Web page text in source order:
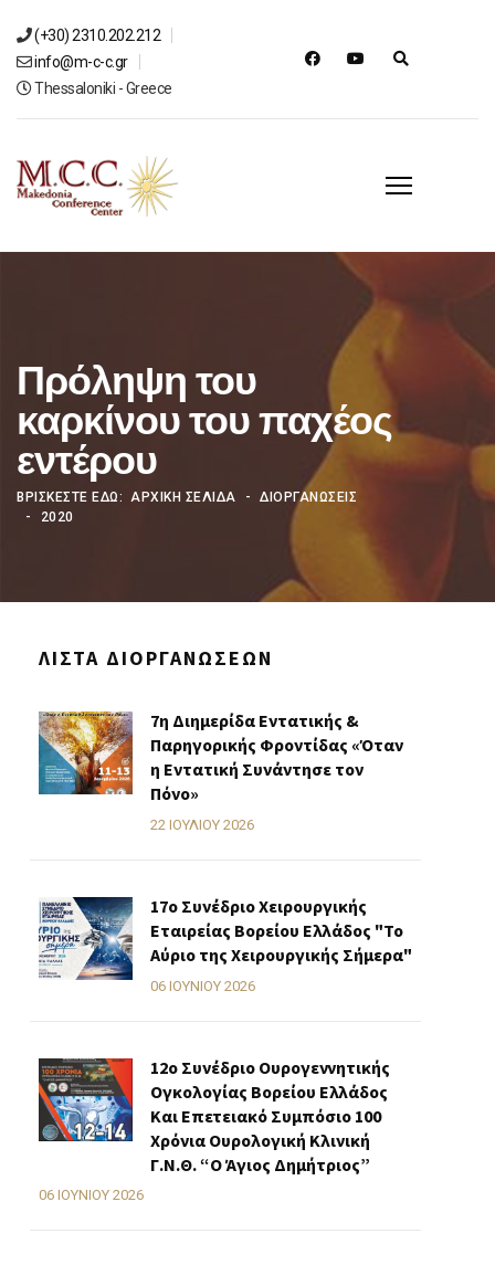
(+30) 2310.202.212
info@m-c-c.gr
Thessaloniki - Greece
Πρόληψη του
καρκίνου του παχέος
εντέρου
ΒΡΊΣΚΕΣΤΕ ΕΔΏ: ΑΡΧΙΚΗ ΣΕΛΙΔΑ
ΔΙΟΡΓΑΝΩΣΕΙΣ
2020
ΛΊΣΤΑ ΔΙΟΡΓΑΝΏΣΕΩΝ
7η Διημερίδα Εντατικής &
Παρηγορικής Φροντίδας «Όταν
η Εντατική Συνάντησε τον
Πόνο»
22 ΙΟΥΛΊΟΥ 2026
17ο Συνέδριο Χειρουργικής
Εταιρείας Βορείου Ελλάδος "Το
Αύριο της Χειρουργικής Σήμερα"
06 ΙΟΥΝΊΟΥ 2026
12ο Συνέδριο Ουρογεννητικής
Ογκολογίας Βορείου Ελλάδος
Και Επετειακό Συμπόσιο 100
Χρόνια Ουρολογική Κλινική
Γ.Ν.Θ. “Ο Άγιος Δημήτριος”
06 ΙΟΥΝΊΟΥ 2026